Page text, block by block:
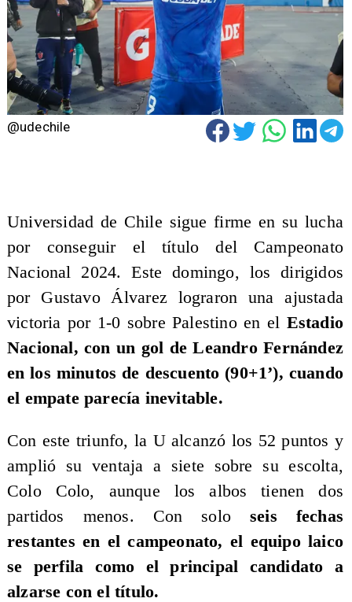
@udechile
Universidad de Chile sigue firme en su lucha
por conseguir el título del Campeonato
Nacional 2024. Este domingo, los dirigidos
por Gustavo Álvarez lograron una ajustada
victoria por 1-0 sobre Palestino en el Estadio
Nacional, con un gol de Leandro Fernández
en los minutos de descuento (90+1’), cuando
el empate parecía inevitable.
Con este triunfo, la U alcanzó los 52 puntos y
amplió su ventaja a siete sobre su escolta,
Colo Colo, aunque los albos tienen dos
partidos menos. Con solo seis fechas
restantes en el campeonato, el equipo laico
se perfila como el principal candidato a
alzarse con el título.